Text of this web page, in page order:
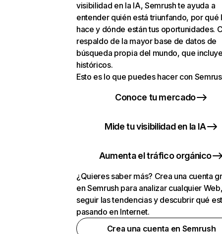
visibilidad en la IA, Semrush te ayuda a
entender quién está triunfando, por qué
hace y dónde están tus oportunidades.
respaldo de la mayor base de datos de
búsqueda propia del mundo, que
históricos.
Esto es lo que puedes hacer con
Conoce tu mercado
Mide tu visibilidad en la IA
Aumenta el tráfico orgánico
¿Quieres saber más? Crea una cuenta
en Semrush para analizar cualquier
seguir las tendencias y descubrir qué
pasando en Internet.
Crea una cuenta en Semrush